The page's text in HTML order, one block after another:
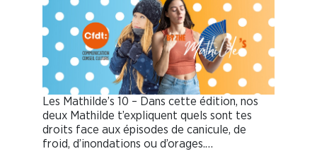
Les Mathilde’s 10 – Dans cette édition, nos
deux Mathilde t’expliquent quels sont tes
droits face aux épisodes de canicule, de
froid, d’inondations ou d’orages.…